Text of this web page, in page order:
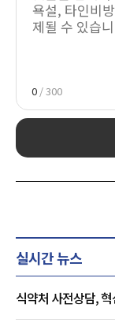
0 / 300
실시간 뉴스
식약처 사전상담,